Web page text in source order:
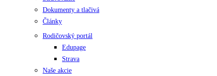
Dokumenty a tlačivá
Články
Rodičovský portál
Edupage
Strava
Naše akcie